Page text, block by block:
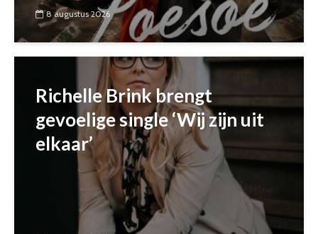
8 augustus 2026
Richelle Brink brengt
gevoelige single ‘Wij zijn uit
elkaar’